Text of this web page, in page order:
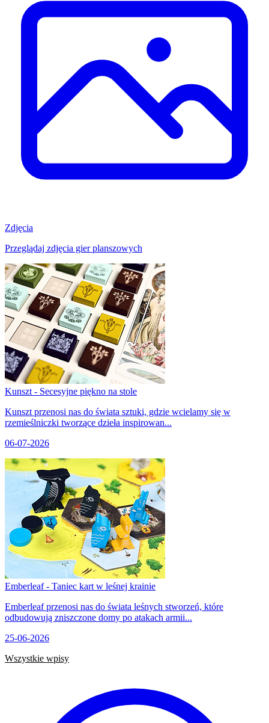
Zdjęcia
Przeglądaj zdjęcia gier planszowych
Kunszt - Secesyjne piękno na stole
Kunszt przenosi nas do świata sztuki, gdzie wcielamy się w
rzemieślniczki tworzące dzieła inspirowan...
06-07-2026
Emberleaf - Taniec kart w leśnej krainie
Emberleaf przenosi nas do świata leśnych stworzeń, które
odbudowują zniszczone domy po atakach armii...
25-06-2026
Wszystkie wpisy